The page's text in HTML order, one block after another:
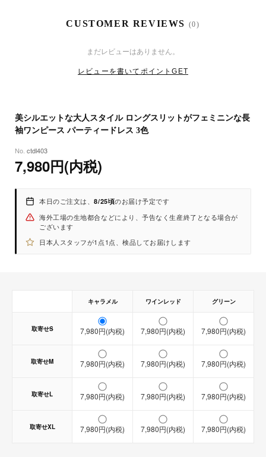
素材：ポリエステル
-S : 約127cm / 82cm / 80-88cm / 58-62cm / 84cm
-M : 約128cm / 83cm / 84-92cm / 62-66cm / 88cm
-L : 約129cm / 84cm / 88-96cm / 66-70cm / 92cm
-XL : 約130cm / 85cm / 92-100cm / 70-74cm / 96cm
※実寸を記載しておりますが、商品により誤差が生じる場合がござい
ます。
CUSTOMER REVIEWS (0)
まだレビューはありません。
レビューを書いてポイントGET
美シルエットな大人スタイル ロングスリットがフェミニンな長
袖ワンピース パーティードレス 3色
ctdl403
7,980円(内税)
本日のご注文は、8/25頃のお届け予定です
海外工場の生地都合などにより、予告なく生産終了となる場合が
ございます
日本人スタッフが1点1点、検品してお届けします
キャラメル ワインレッド グリーン
取寄せS 7,980円(内税) 7,980円(内税) 7,980円(内税)
取寄せM 7,980円(内税) 7,980円(内税) 7,980円(内税)
取寄せL 7,980円(内税) 7,980円(内税) 7,980円(内税)
取寄せXL 7,980円(内税) 7,980円(内税) 7,980円(内税)